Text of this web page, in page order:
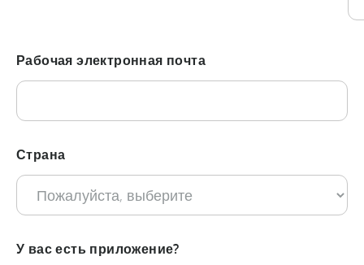
Рабочая электронная почта
Страна
У вас есть приложение?